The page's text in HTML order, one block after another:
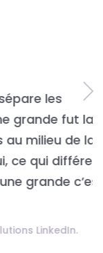
les
fut la
de la
différencie
c’est le
LinkedIn.